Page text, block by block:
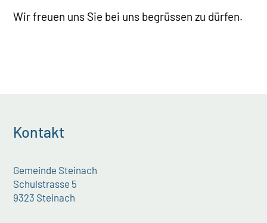
Wir freuen uns Sie bei uns begrüssen zu dürfen.
Kontakt
Gemeinde Steinach
Schulstrasse 5
9323 Steinach